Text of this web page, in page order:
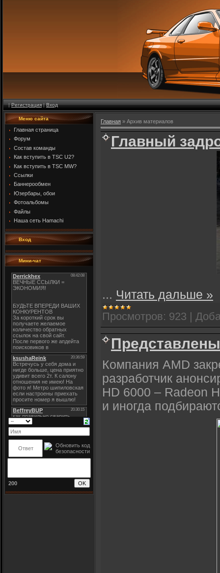
|Регистрация|Вход
Меню сайта
Главная страница
Форум
Состав команды
Как вступить в TSC U2?
Как вступить в TSC MW?
Ссылки
Баннерообмен
Юзербары, обои
Фотоальбомы
Файлы
Наша сеть Hamachi
Вход
Мини-чат
200
Главная » Архив материалов
Главный
... Читать дальше »
Просмотров: 923 |
Компания AMD
разработчик
HD 6000 – Radeon
и иногда